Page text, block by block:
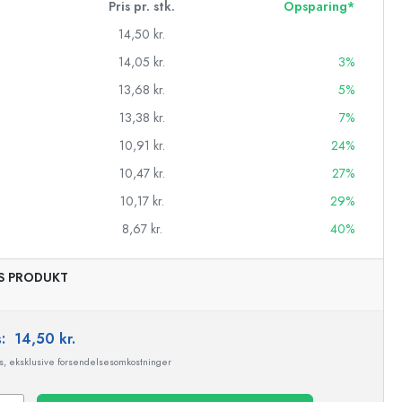
Pris pr. stk.
Opsparing*
14,50 kr.
14,05 kr.
3%
13,68 kr.
5%
13,38 kr.
7%
10,91 kr.
24%
10,47 kr.
27%
10,17 kr.
29%
8,67 kr. 40%
PRODUKT
14,50 kr.
eksklusive forsendelsesomkostninger